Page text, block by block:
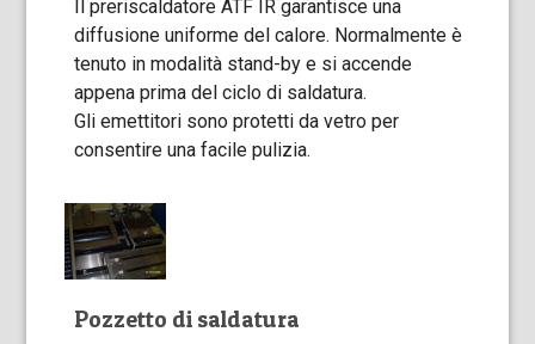
Il preriscaldatore ATF IR garantisce una
diffusione uniforme del calore. Normalmente è
tenuto in modalità stand-by e si accende
appena prima del ciclo di saldatura.
Gli emettitori sono protetti da vetro per
consentire una facile pulizia.
Pozzetto di saldatura